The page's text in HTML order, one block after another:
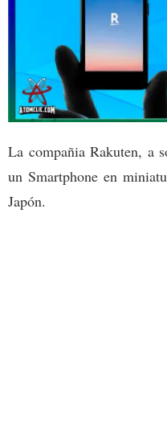
La compañia Rakuten, a
un Smartphone en
Japón.